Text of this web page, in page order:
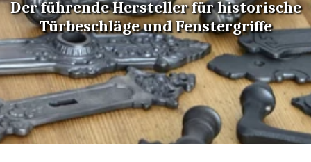
Der führende Hersteller für historische
Türbeschläge und Fenstergriffe